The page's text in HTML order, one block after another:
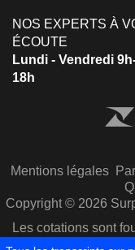
NOS EXPERTS À
ÉCOUTE
Lundi - Vendredi
18h
Mentions légales
Copyright © 2026
Les cotations sont